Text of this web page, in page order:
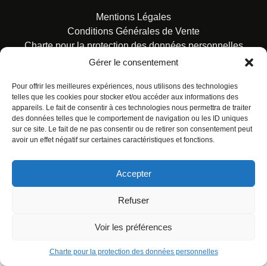
Gérer le consentement
Pour offrir les meilleures expériences, nous utilisons des technologies
telles que les cookies pour stocker et/ou accéder aux informations des
appareils. Le fait de consentir à ces technologies nous permettra de traiter
des données telles que le comportement de navigation ou les ID uniques
sur ce site. Le fait de ne pas consentir ou de retirer son consentement peut
avoir un effet négatif sur certaines caractéristiques et fonctions.
Accepter
Refuser
Voir les préférences
Charte pour la protection des données personnelles
Mentions Légales
Conditions Générales de Vente
Charte pour la protection des données personnelles
© ALL RIGHTS RESERVED. URBAN COMICS POUR LES
ÉDITIONS FRANÇAISES.